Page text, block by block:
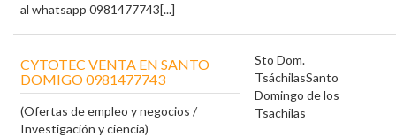
al whatsapp 0981477743[...]
CYTOTEC VENTA EN SANTO
DOMIGO 0981477743
(Ofertas de empleo y negocios /
Investigación y ciencia)
Sto Dom.
TsáchilasSanto
Domingo de los
Tsachilas